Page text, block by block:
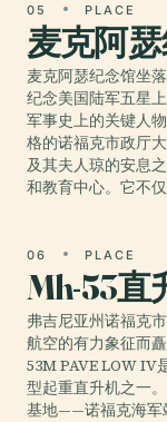
05 PLACE
麦克阿
麦克阿瑟纪念馆坐
纪念美国陆军五星
军事史上的关键人
格的诺福克市政厅
及其夫人琼的安息
和教育中心。它不
06 PLACE
Mh-53直
弗吉尼亚州诺福克
航空的有力象征而
53M PAVE LOW IV
型起重直升机之一
基地——诺福克海